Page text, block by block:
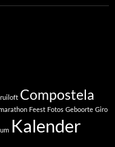
Compostela
Feest Fotos Geboorte Giro
Kalender